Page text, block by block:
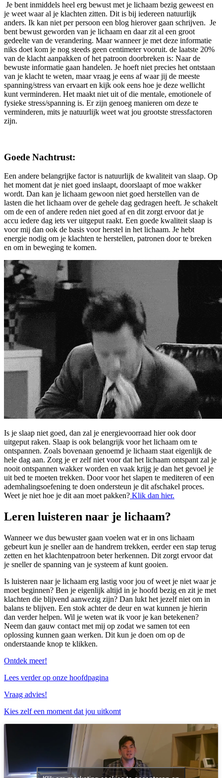
Je bent inmiddels heel erg bewust met je lichaam bezig geweest en
je weet waar al je klachten zitten. Dit is bij iedereen natuurlijk
anders. Ik kan niet per persoon een blog hierover gaan schrijven. Je
bent bewust geworden van je lichaam en daar zit al een groot
gedeelte van de verandering. Maar wanneer je met deze informatie
niks doet kom je nog steeds geen centimeter vooruit. de laatste 20%
van de klacht aanpakken of het patroon doorbreken is: Naar de
bewuste informatie gaan handelen. Je hoeft niet precies het ontstaan
van je klacht te weten, maar vraag je eens af waar jij de meeste
spanning/stress van ervaart en kijk ook eens hoe je deze wellicht
kunt verminderen. Het maakt niet uit of die mentale, emotionele of
fysieke stress/spanning is. Er zijn genoeg manieren om deze te
verminderen, mits je natuurlijk weet wat jou grootste stressfactoren
zijn.
Goede Nachtrust:
Een andere belangrijke factor is natuurlijk de kwaliteit van slaap. Op
het moment dat je niet goed inslaapt, doorslaapt of moe wakker
wordt. Dan kan je lichaam gewoon niet goed herstellen van de
lasten die het lichaam over de gehele dag gedragen heeft. Je schakelt
om de een of andere reden niet goed af en dit zorgt ervoor dat je
accu iedere dag iets ver uitgeput raakt. Een goede kwaliteit slaap is
voor mij dan ook de basis voor herstel in het lichaam. Je hebt
energie nodig om je klachten te herstellen, patronen door te breken
en om in beweging te komen.
Is je slaap niet goed, dan zal je energievoorraad hier ook door
uitgeput raken. Slaap is ook belangrijk voor het lichaam om te
ontspannen. Zoals bovenaan genoemd je lichaam staat eigenlijk de
hele dag aan. Zorg je er zelf niet voor dat het lichaam ontspant zal je
nooit ontspannen wakker worden en vaak krijg je dan het gevoel je
uit bed te moeten trekken. Door voor het slapen te mediteren of een
ademhalingsoefening te doen ondersteun je dit afschakel proces.
Weet je niet hoe je dit aan moet pakken? Klik dan hier.
Leren luisteren naar je lichaam?
Wanneer we dus bewuster gaan voelen wat er in ons lichaam
gebeurt kun je sneller aan de handrem trekken, eerder een stap terug
zetten en het klachtenpatroon beter herkennen. Dit zorgt ervoor dat
je sneller de spanning van je systeem af kunt gooien.
Is luisteren naar je lichaam erg lastig voor jou of weet je niet waar je
moet beginnen? Ben je eigenlijk altijd in je hoofd bezig en zit je met
klachten die blijvend aanwezig zijn? Dan lukt het jezelf niet om in
balans te blijven. Een stok achter de deur en wat kunnen je hierin
dan verder helpen. Wil je weten wat ik voor je kan betekenen?
Neem dan gauw contact met mij op zodat we samen tot een
oplossing kunnen gaan werken. Dit kun je doen om op de
onderstaande knop te klikken.
Ontdek meer!
Lees verder op onze hoofdpagina
Vraag advies!
Kies zelf een moment dat jou uitkomt